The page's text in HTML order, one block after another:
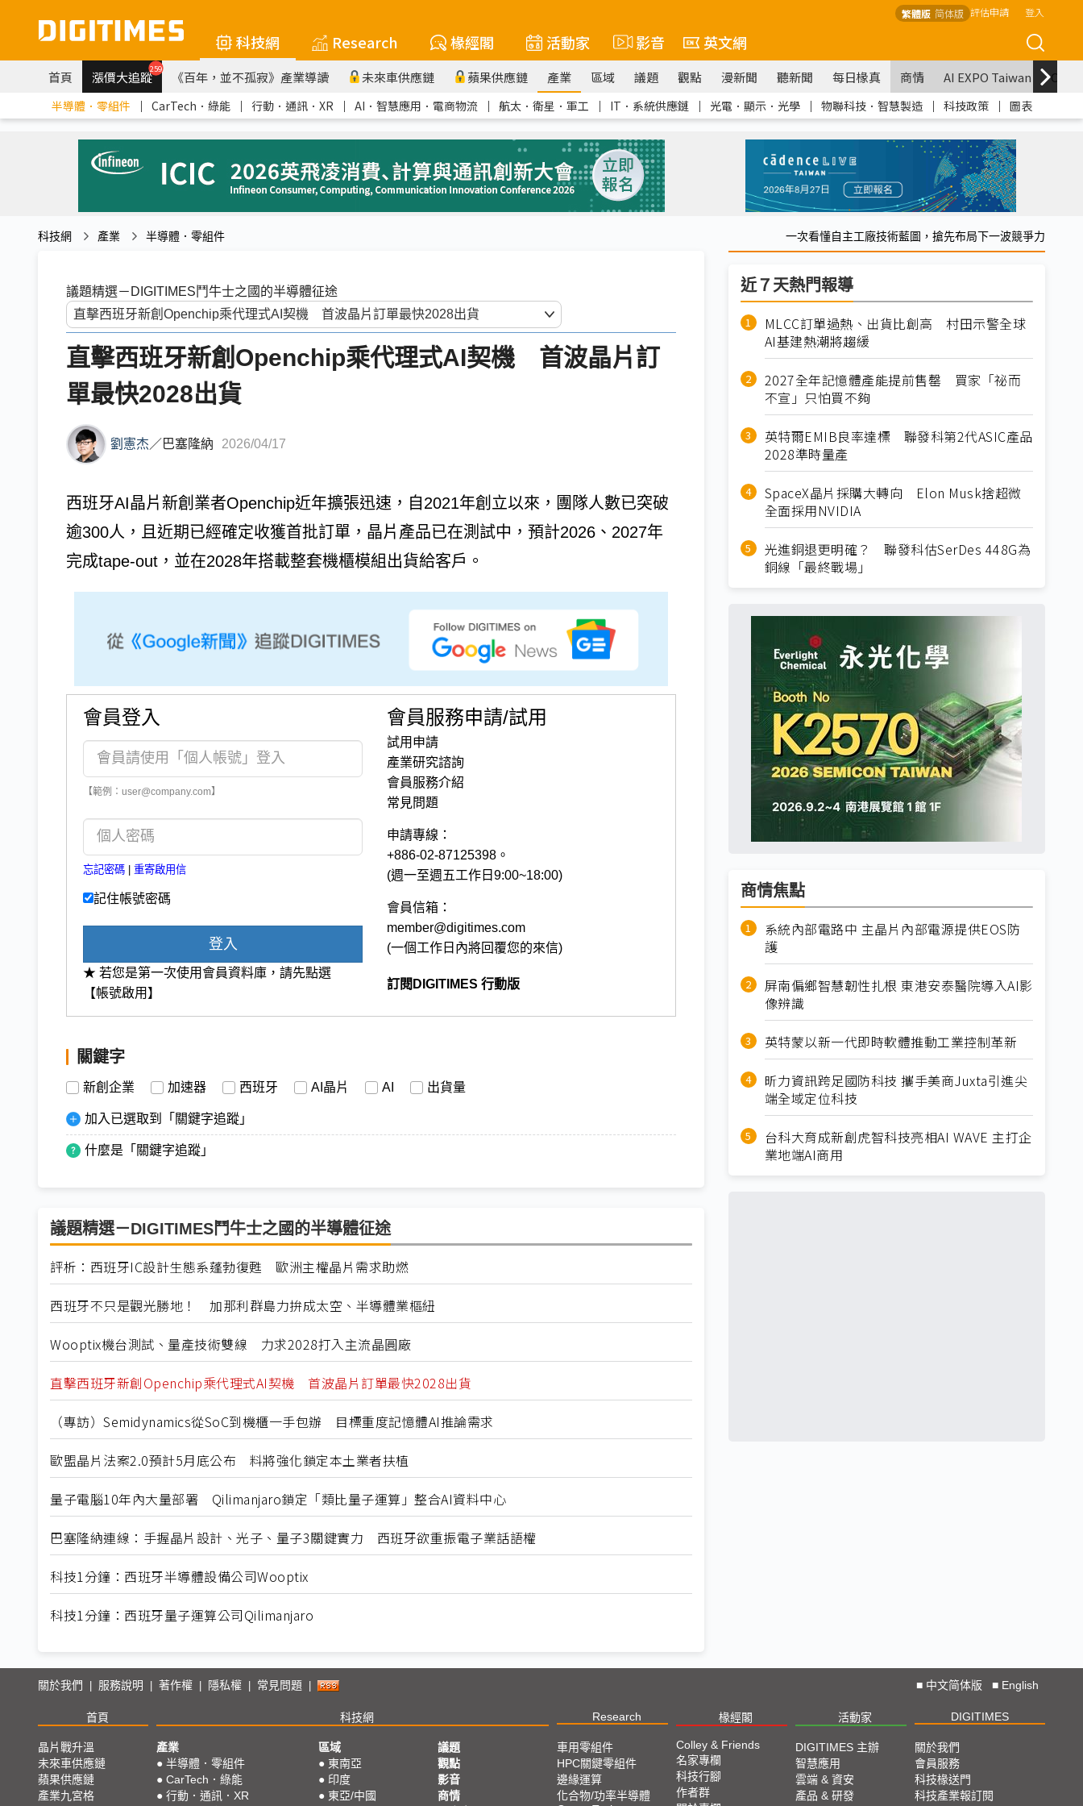
繁體版 简体版 評估申請 登入
科技網 Research 椽經閣 活動家 影音 英文網
首頁 漲價大追蹤259 《百年，並不孤寂》產業導讀 未來車供應鏈 蘋果供應鏈 產業 區域 議題 觀點 漫新聞 聽新聞 每日椽真 商情 AI EXPO Taiwan
半導體．零組件 ｜ CarTech．綠能 ｜ 行動．通訊．XR ｜ AI．智慧應用．電商物流 ｜ 航太．衛星．軍工 ｜ IT．系統供應鏈 ｜ 光電．顯示．光學 ｜ 物聯科技．智慧製造 ｜ 科技政策 ｜ 圖表
科技網 產業 半導體．零組件 一次看懂自主工廠技術藍圖，搶先布局下一波競爭力
議題精選－DIGITIMES鬥牛士之國的半導體征途
直擊西班牙新創Openchip乘代理式AI契機 首波晶片訂
單最快2028出貨
劉憲杰 ／ 巴塞隆納 2026/04/17
西班牙AI晶片新創業者Openchip近年擴張迅速，自2021年創立以來，團隊人數已突破
逾300人，且近期已經確定收獲首批訂單，晶片產品已在測試中，預計2026、2027年
完成tape-out，並在2028年搭載整套機櫃模組出貨給客戶。
會員登入
【範例：user@company.com】
忘記密碼 重寄啟用信
記住帳號密碼
登入
★ 若您是第一次使用會員資料庫，請先點選
【帳號啟用】
會員服務申請/試用
試用申請
產業研究諮詢
會員服務介紹
常見問題
申請專線：
+886-02-87125398。
(週一至週五工作日9:00~18:00)
會員信箱：
member@digitimes.com
(一個工作日內將回覆您的來信)
訂閱DIGITIMES 行動版
關鍵字
新創企業 加速器 西班牙 AI晶片 AI 出貨量
加入已選取到「關鍵字追蹤」
什麼是「關鍵字追蹤」
議題精選－DIGITIMES鬥牛士之國的半導體征途
評析：西班牙IC設計生態系蓬勃復甦 歐洲主權晶片需求助燃
西班牙不只是觀光勝地！ 加那利群島力拚成太空、半導體業樞紐
Wooptix機台測試、量產技術雙線 力求2028打入主流晶圓廠
直擊西班牙新創Openchip乘代理式AI契機 首波晶片訂單最快2028出貨
（專訪）Semidynamics從SoC到機櫃一手包辦 目標重度記憶體AI推論需求
歐盟晶片法案2.0預計5月底公布 料將強化鎖定本土業者扶植
量子電腦10年內大量部署 Qilimanjaro鎖定「類比量子運算」整合AI資料中心
巴塞隆納連線：手握晶片設計、光子、量子3關鍵實力 西班牙欲重振電子業話語權
科技1分鐘：西班牙半導體設備公司Wooptix
科技1分鐘：西班牙量子運算公司Qilimanjaro
近７天熱門報導
MLCC訂單過熱、出貨比創高 村田示警全球
AI基建熱潮將趨緩
2027全年記憶體產能提前售罄 買家「祕而
不宣」只怕買不夠
英特爾EMIB良率達標 聯發科第2代ASIC產品
2028準時量產
SpaceX晶片採購大轉向 Elon Musk捨超微
全面採用NVIDIA
光進銅退更明確？ 聯發科估SerDes 448G為
銅線「最終戰場」
商情焦點
系統內部電路中 主晶片內部電源提供EOS防
護
屏南偏鄉智慧韌性扎根 東港安泰醫院導入AI影
像辨識
英特蒙以新一代即時軟體推動工業控制革新
昕力資訊跨足國防科技 攜手美商Juxta引進尖
端全域定位科技
台科大育成新創虎智科技亮相AI WAVE 主打企
業地端AI商用
關於我們 服務說明 著作權 隱私權 常見問題 ■ 中文简体版 ■ English
首頁 科技網 Research 椽經閣 活動家 DIGITIMES
晶片戰升溫
未來車供應鏈
蘋果供應鏈
產業九宮格
產業
● 半導體．零組件
● CarTech．綠能
● 行動．通訊．XR
區域
● 東南亞
● 印度
● 東亞/中國
議題
觀點
影音
商情
車用零組件
HPC關鍵零組件
邊緣運算
化合物/功率半導體
Colley & Friends
名家專欄
科技行腳
作者群
DIGITIMES 主辦
智慧應用
雲端 & 資安
產品 & 研發
關於我們
會員服務
科技椽送門
科技產業報訂閱